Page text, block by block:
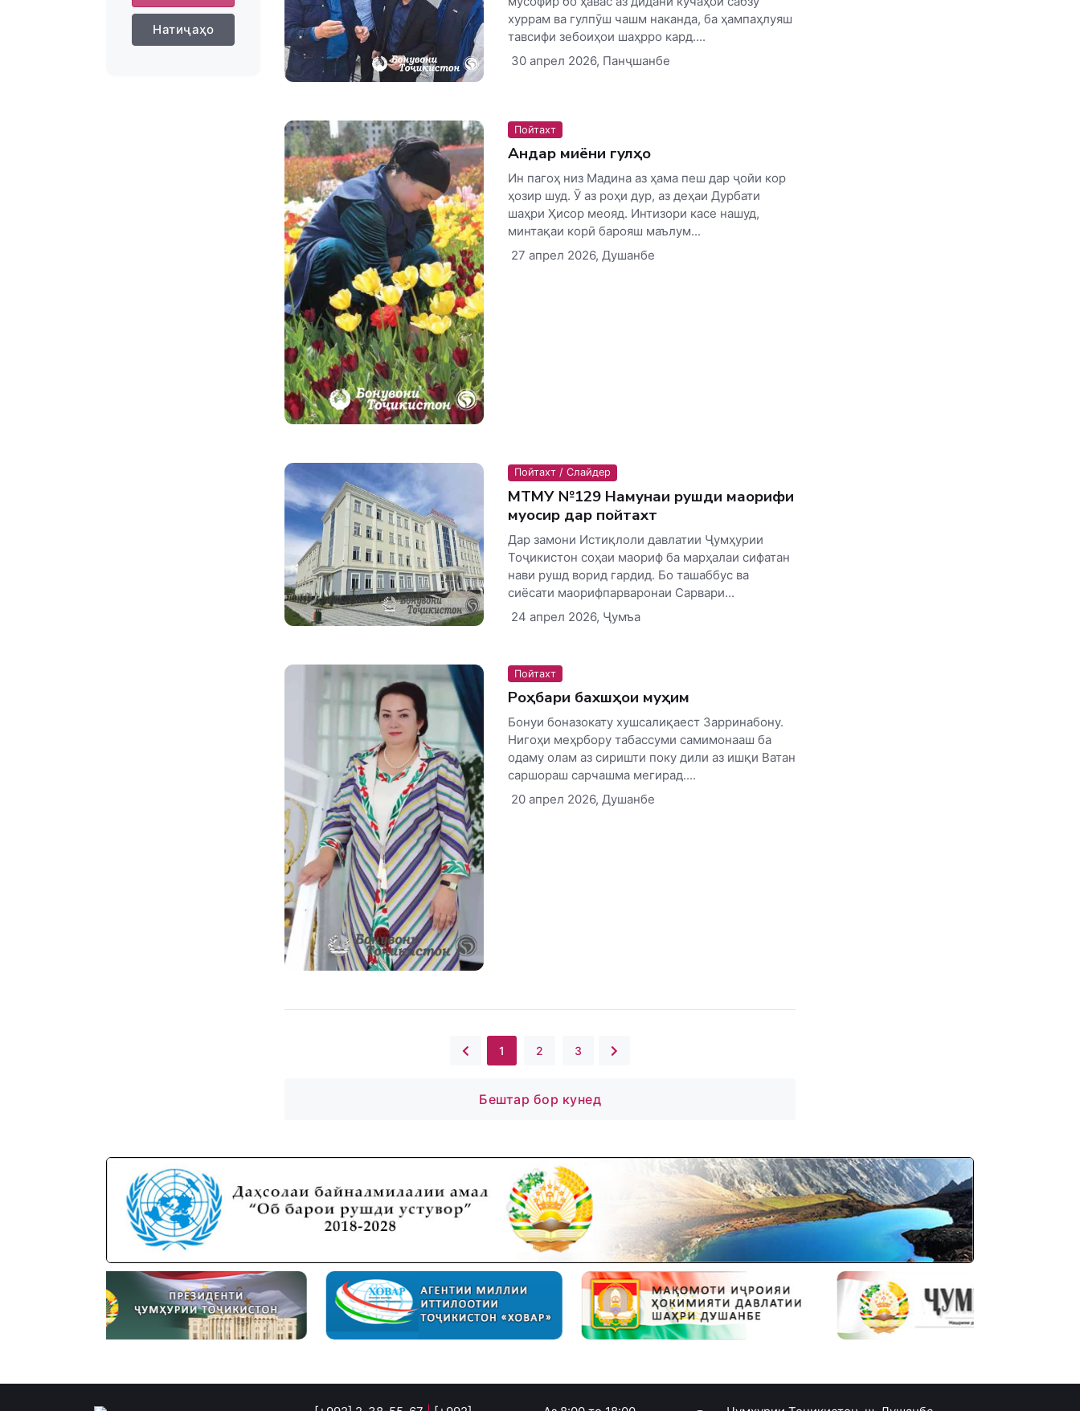
Натиҷаҳо
хуррам ва гулпӯш чашм наканда, ба ҳампаҳлуяш
тавсифи зебоиҳои шаҳрро кард....
30 апрел 2026, Панҷшанбе
Пойтахт
Андар миёни гулҳо
Ин пагоҳ низ Мадина аз ҳама пеш дар ҷойи кор
ҳозир шуд. Ӯ аз роҳи дур, аз деҳаи Дурбати
шаҳри Ҳисор меояд. Интизори касе нашуд,
минтақаи корӣ барояш маълум...
27 апрел 2026, Душанбе
Пойтахт / Слайдер
МТМУ №129 Намунаи рушди маорифи
муосир дар пойтахт
Дар замони Истиқлоли давлатии Ҷумҳурии
Тоҷикистон соҳаи маориф ба марҳалаи сифатан
нави рушд ворид гардид. Бо ташаббус ва
сиёсати маорифпарваронаи Сарвари...
24 апрел 2026, Ҷумъа
Пойтахт
Роҳбари бахшҳои муҳим
Бонуи боназокату хушсалиқаест Зарринабону.
Нигоҳи меҳрбору табассуми самимонааш ба
одаму олам аз сиришти поку дили аз ишқи Ватан
саршораш сарчашма мегирад....
20 апрел 2026, Душанбе
1 2 3
Бештар бор кунед